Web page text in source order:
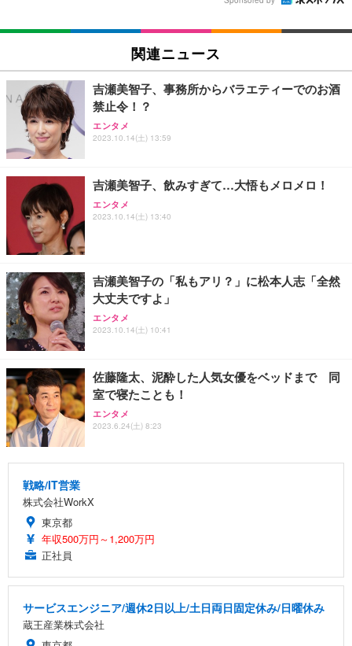
関連ニュース
吉瀬美智子、事務所からバラエティーでのお酒
禁止令！？
エンタメ
2023.10.14(土) 13:59
吉瀬美智子、飲みすぎて…大悟もメロメロ！
エンタメ
2023.10.14(土) 13:40
吉瀬美智子の「私もアリ？」に松本人志「全然
大丈夫ですよ」
エンタメ
2023.10.14(土) 10:41
佐藤隆太、泥酔した人気女優をベッドまで 同
室で寝たことも！
エンタメ
2023.6.24(土) 8:23
戦略/IT営業
株式会社WorkX
東京都
年収500万円～1,200万円
正社員
サービスエンジニア/週休2日以上/土日両日固定休み/日曜休み
蔵王産業株式会社